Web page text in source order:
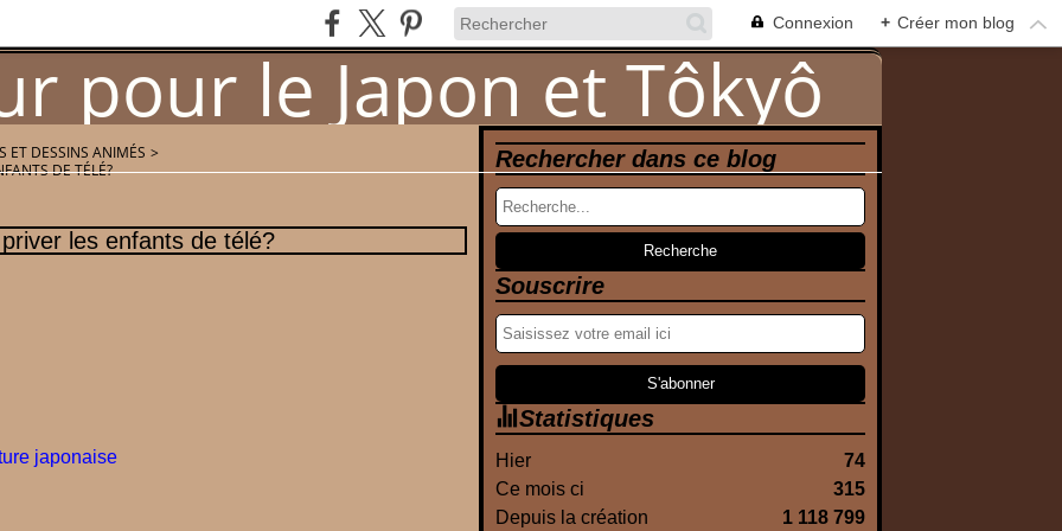
Connexion + Créer mon blog
ET DESSINS ANIMÉS >
DE TÉLÉ?
les enfants de télé?
japonaise
Rechercher dans ce blog
Souscrire
Statistiques
Hier
74
Ce mois ci
315
Depuis la création
1 118 799